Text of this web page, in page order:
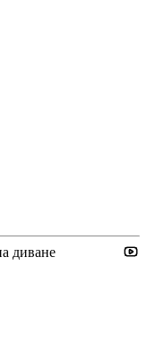
2026-06-18